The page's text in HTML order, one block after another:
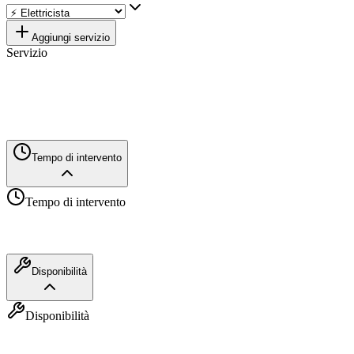
Aggiungi servizio
Servizio
Tempo di intervento
Tempo di intervento
Idraulico
1-3 ore
Elettricista
1-2 ore
Disponibilità
Disponibilità